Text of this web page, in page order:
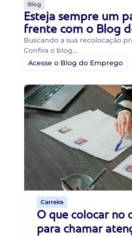
Blog
Esteja sempre um
frente com o Blog
Buscando a sua recolocação
Confira o blog…
Acesse o Blog do Emprego
Carreira
O que colocar no
para chamar